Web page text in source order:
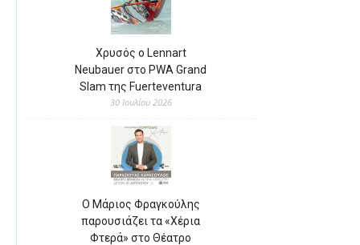
Χρυσός ο Lennart
Neubauer στο PWA Grand
Slam της Fuerteventura
30 Ιουλίου 2026
Ο Μάριος Φραγκούλης
παρουσιάζει τα «Χέρια
Φτερά» στο Θέατρο